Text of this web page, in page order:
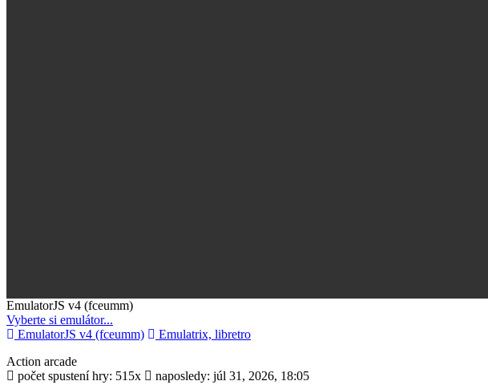
EmulatorJS v4 (fceumm)Toggle
Vyberte si emulátor...
EmulatorJS v4 (fceumm)
Emulatrix, libretro
Action arcade
počet spustení hry: 515x
naposledy: júl 31, 2026, 18:05